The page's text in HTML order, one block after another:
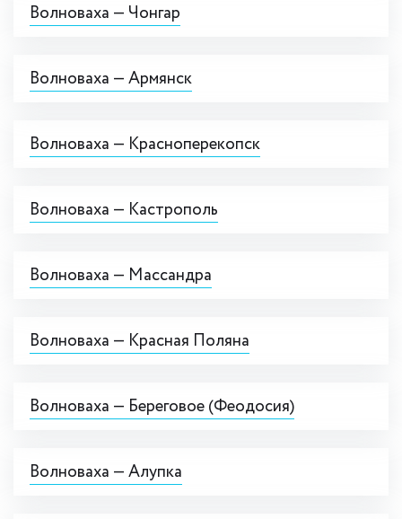
Волноваха — Чонгар
Волноваха — Армянск
Волноваха — Красноперекопск
Волноваха — Кастрополь
Волноваха — Массандра
Волноваха — Красная Поляна
Волноваха — Береговое (Феодосия)
Волноваха — Алупка